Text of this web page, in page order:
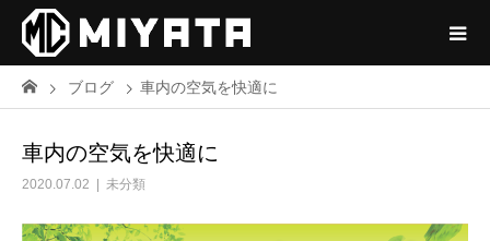
ブログ 車内の空気を快適に
車内の空気を快適に
2020.07.02 未分類